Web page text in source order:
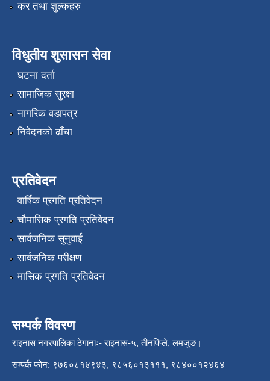
कर तथा शुल्कहरु
विधुतीय शुसासन सेवा
घटना दर्ता
सामाजिक सुरक्षा
नागरिक वडापत्र
निवेदनको ढाँचा
प्रतिवेदन
वार्षिक प्रगति प्रतिवेदन
चौमासिक प्रगति प्रतिवेदन
सार्वजनिक सुनुवाई
सार्वजनिक परीक्षण
मासिक प्रगति प्रतिवेदन
सम्पर्क विवरण
राइनास नगरपालिका ठेगानाः- राइनास-५, तीनपिप्ले, लमजुङ।
सम्पर्क फोन: ९७६०८१४९४३, ९८५६०१३१११, ९८४००१२४६४